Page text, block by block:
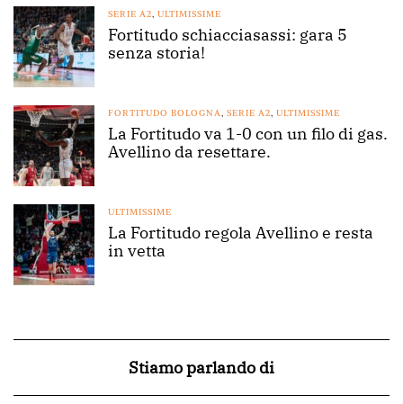
SERIE A2, ULTIMISSIME
Fortitudo schiacciasassi: gara 5
senza storia!
FORTITUDO BOLOGNA, SERIE A2, ULTIMISSIME
La Fortitudo va 1-0 con un filo di gas.
Avellino da resettare.
ULTIMISSIME
La Fortitudo regola Avellino e resta
in vetta
Stiamo parlando di